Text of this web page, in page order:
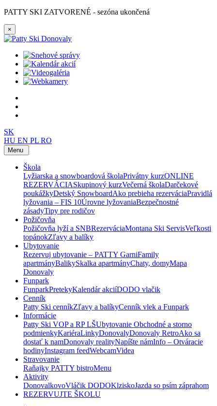
PATTY SKI ZATVORENÉ - sezóna ukončená
×
SK
HU EN PL RO
Menu
Škola
Lyžiarska a snowboardová školaPrivátny kurzONLINE
REZERVÁCIASkupinový kurzVečerná školaDarčekové
poukážkyDetský SnowboardAko prebieha rezerváciaPravidlá
lyžovania – FIS 10Úrovne lyžovaniaBezpečnostné
zásadyTipy pre rodičov
Požičovňa
Požičovňa lyží a SNBRezerváciaMontana Ski ServisVeľkosti
topánokZľavy a balíky
Ubytovanie
Rezervuj ubytovanie – PATTY GarniFamily
apartmányBalikySkalka apartmányChaty, domyMapa
Donovaly
Funpark
FunparkPretekyKalendár akciíDODO vlačik
Cenník
Patty Ski cenníkZľavy a balíkyCenník vlek a Funpark
Informácie
Patty Ski VOP a RP LŠUbytovanie Obchodné a storno
podmienkyKariéraLinkyDonovalyDonovaly RetroAko sa
dostať k namDonovaly realityNapíšte námInfo – Otváracie
hodinyInstagram feedWebcamVidea
Stravovanie
Raňajky PATTY bistroMenu
Aktivity
DonovalkovoVláčik DODOKlziskoJazda so psím záprahom
REZERVUJTE ŠKOLU